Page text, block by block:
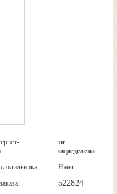
не
определена
Haier
522824